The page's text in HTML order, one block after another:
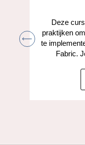
Deze
praktijken
te
Fabric.